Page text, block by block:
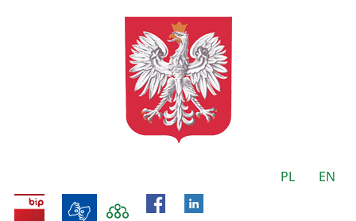
PL EN
BIP